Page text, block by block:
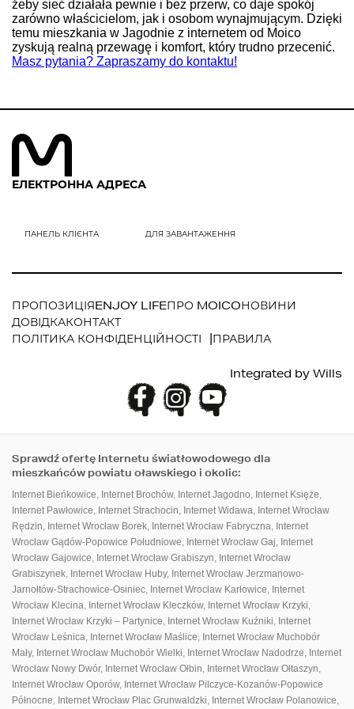
żeby sieć działała pewnie i bez przerw, co daje spokój
zarówno właścicielom, jak i osobom wynajmującym. Dzięki
temu mieszkania w Jagodnie z internetem od Moico
zyskują realną przewagę i komfort, który trudno przecenić.
Masz pytania? Zapraszamy do kontaktu!
ЕЛЕКТРОННА АДРЕСА
ПРОПОЗИЦІЯENJOY LIFEПРО MOICOНОВИНИ
ДОВІДКАКОНТАКТ
ПОЛІТИКА КОНФІДЕНЦІЙНОСТІ
ПРАВИЛА
Integrated by Wills
Sprawdź ofertę Internetu światłowodowego dla
mieszkańców powiatu oławskiego i okolic:
Internet Bieńkowice, Internet Brochów, Internet Jagodno, Internet Księże,
Internet Pawłowice, Internet Strachocin, Internet Widawa, Internet Wrocław
Rędzin, Internet Wrocław Borek, Internet Wrocław Fabryczna, Internet
Wrocław Gądów-Popowice Południowe, Internet Wrocław Gaj, Internet
Wrocław Gajowice, Internet Wrocław Grabiszyn, Internet Wrocław
Grabiszynek, Internet Wrocław Huby, Internet Wrocław Jerzmanowo-
Jarnołtów-Strachowice-Osiniec, Internet Wrocław Karłowice, Internet
Wrocław Klecina, Internet Wrocław Kleczków, Internet Wrocław Krzyki,
Internet Wrocław Krzyki – Partynice, Internet Wrocław Kuźniki, Internet
Wrocław Leśnica, Internet Wrocław Maślice, Internet Wrocław Muchobór
Mały, Internet Wrocław Muchobór Wielki, Internet Wrocław Nadodrze, Internet
Wrocław Nowy Dwór, Internet Wrocław Ołbin, Internet Wrocław Ołtaszyn,
Internet Wrocław Oporów, Internet Wrocław Pilczyce-Kozanów-Popowice
Północne, Internet Wrocław Plac Grunwaldzki, Internet Wrocław Polanowice,